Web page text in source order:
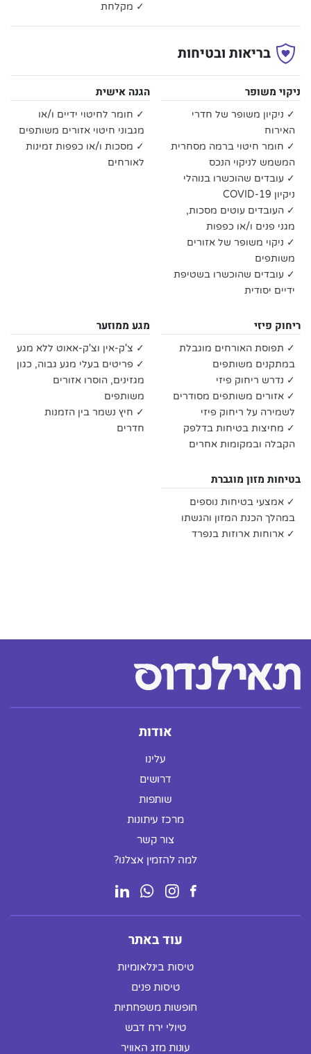
✓ מקלחת
בריאות ובטיחות
ניקוי משופר
✓ ניקיון משופר של חדרי
האירוח
✓ חומר חיטוי ברמה מסחרית
המשמש לניקוי הנכס
✓ עובדים שהוכשרו בנוהלי
ניקיון COVID-19
✓ העובדים עוטים מסכות,
מגני פנים ו/או כפפות
✓ ניקוי משופר של אזורים
משותפים
✓ עובדים שהוכשרו בשטיפת
ידיים יסודית
הגנה אישית
✓ חומר לחיטוי ידיים ו/או
מגבוני חיטוי אזורים משותפים
✓ מסכות ו/או כפפות זמינות
לאורחים
ריחוק פיזי
✓ תפוסת האורחים מוגבלת
במתקנים משותפים
✓ נדרש ריחוק פיזי
✓ אזורים משותפים מסודרים
לשמירה על ריחוק פיזי
✓ מחיצות בטיחות בדלפק
הקבלה ובמקומות אחרים
מגע ממוזער
✓ צ'ק-אין וצ'ק-אאוט ללא מגע
✓ פריטים בעלי מגע גבוה, כגון
מגזינים, הוסרו אזורים
משותפים
✓ חיץ נשמר בין הזמנות
חדרים
בטיחות מזון מוגברת
✓ אמצעי בטיחות נוספים
במהלך הכנת המזון והגשתו
✓ ארוחות ארוזות בנפרד
אודות
עלינו
דרושים
שותפות
מרכז עיתונות
צור קשר
למה להזמין אצלנו?
עוד באתר
טיסות בינלאומיות
טיסות פנים
חופשות משפחתיות
טיולי ירח דבש
עונות מזג האוויר